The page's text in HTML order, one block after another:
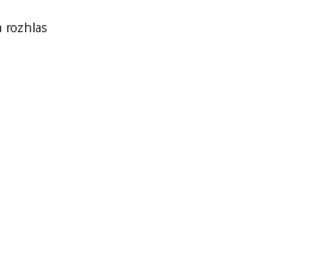
rozhlas